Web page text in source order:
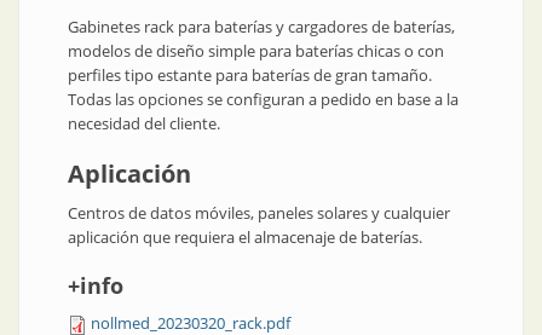
Gabinetes rack para baterías y cargadores de baterías,
modelos de diseño simple para baterías chicas o con
perfiles tipo estante para baterías de gran tamaño.
Todas las opciones se configuran a pedido en base a la
necesidad del cliente.
Aplicación
Centros de datos móviles, paneles solares y cualquier
aplicación que requiera el almacenaje de baterías.
+info
nollmed_20230320_rack.pdf